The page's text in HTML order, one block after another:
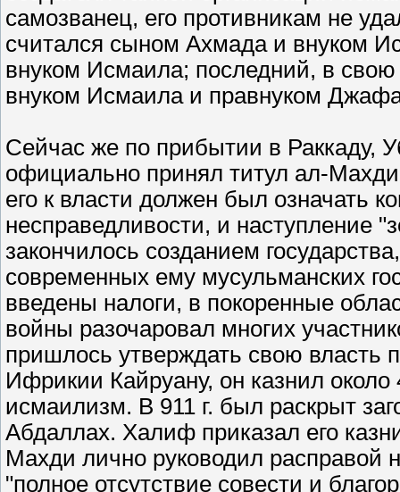
самозванец, его противникам не
считался сыном Ахмада и внуком
внуком Исмаила; последний, в
внуком Исмаила и правнуком
Сейчас же по прибытии в Раккаду,
официально принял титул ал-
его к власти должен был означать
несправедливости, и наступление
закончилось созданием
современных ему мусульманских
введены налоги, в покоренные
войны разочаровал многих
пришлось утверждать свою власть
Ифрикии Кайруану, он казнил
исмаилизм. В 911 г. был раскрыт
Абдаллах. Халиф приказал его
Махди лично руководил
"полное отсутствие совести и